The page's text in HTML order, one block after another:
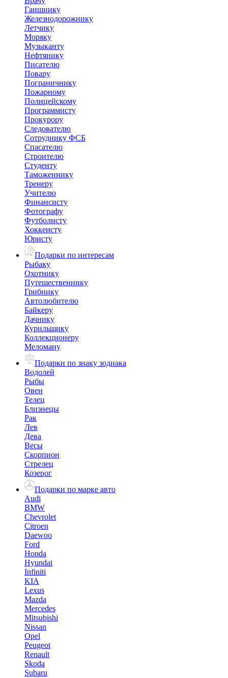
Гаишнику
Железнодорожнику
Летчику
Моряку
Музыканту
Нефтянику
Писателю
Повару
Пограничнику
Пожарному
Полицейскому
Программисту
Прокурору
Следователю
Сотруднику ФСБ
Спасателю
Строителю
Студенту
Таможеннику
Тренеру
Учителю
Финансисту
Фотографу
Футболисту
Хоккеисту
Юристу
Подарки по интересам
Рыбаку
Охотнику
Путешественнику
Грибнику
Автолюбителю
Байкеру
Дачнику
Курильщику
Коллекционеру
Меломану
Подарки по знаку зодиака
Водолей
Рыбы
Овен
Телец
Близнецы
Рак
Лев
Дева
Весы
Скорпион
Стрелец
Козерог
Подарки по марке авто
Audi
BMW
Chevrolet
Citroen
Daewoo
Ford
Honda
Hyundai
Infiniti
KIA
Lexus
Mazda
Mercedes
Mitsubishi
Nissan
Opel
Peugeot
Renault
Skoda
Subaru